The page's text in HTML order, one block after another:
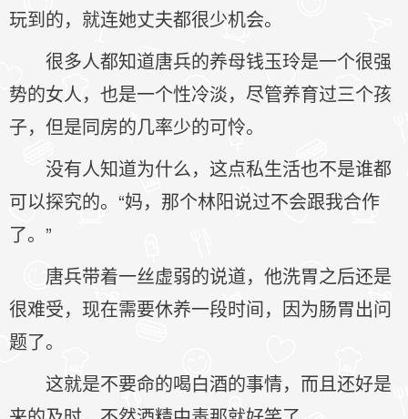
玩到的，就连她丈夫都很少机会。
很多人都知道唐兵的养母钱玉玲是一个很强
势的女人，也是一个性冷淡，尽管养育过三个孩
子，但是同房的几率少的可怜。
没有人知道为什么，这点私生活也不是谁都
可以探究的。“妈，那个林阳说过不会跟我合作
了。”
唐兵带着一丝虚弱的说道，他洗胃之后还是
很难受，现在需要休养一段时间，因为肠胃出问
题了。
这就是不要命的喝白酒的事情，而且还好是